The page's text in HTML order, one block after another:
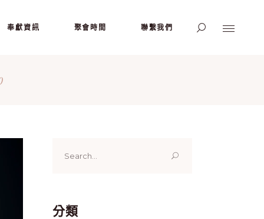
奉獻資訊 聚會時間 聯繫我們
for:
分類